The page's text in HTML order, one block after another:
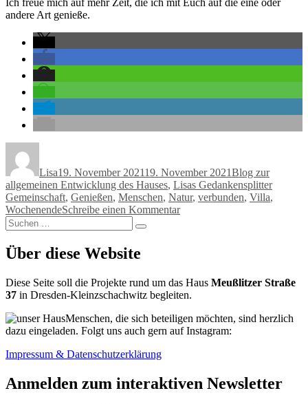
andere Art genieße.
Lisa19. November 202119. November 2021Blog zur
allgemeinen Entwicklung des Hauses, Lisas Gedankensplitter
Gemeinschaft, Genießen, Menschen, Natur, verbunden, Villa,
WochenendeSchreibe einen Kommentarzu
Suchen
nach:
Suchen
Über diese Website
Diese Seite soll die Projekte rund um das Haus Meußlitzer Straße
37 in Dresden-Kleinzschachwitz begleiten.
Menschen, die sich beteiligen möchten, sind herzlich
dazu eingeladen. Folgt uns auch gern auf Instagram:
Impressum & Datenschutzerklärung
Anmelden zum interaktiven Newsletter